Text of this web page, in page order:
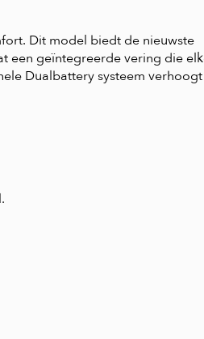
Dit model biedt de nieuwste
een geïntegreerde vering die
Dualbattery systeem